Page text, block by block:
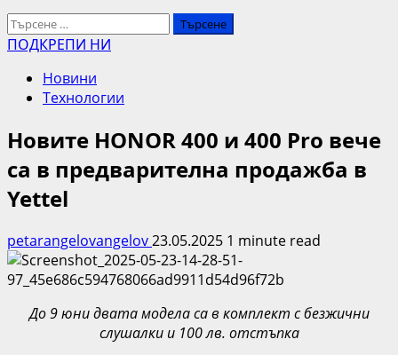
Търсене
за:
ПОДКРЕПИ НИ
Новини
Технологии
Новите HONOR 400 и 400 Pro вече
са в предварителна продажба в
Yettel
petarangelovangelov23.05.2025 1 minute read
До 9 юни двата модела са в комплект с безжични
слушалки и 100 лв. отстъпка